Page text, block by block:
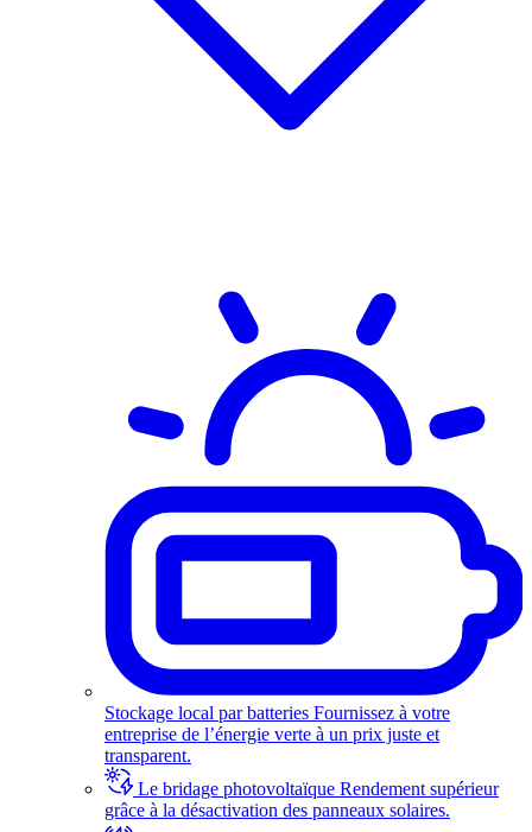
Stockage local par batteries Fournissez à votre
entreprise de l’énergie verte à un prix juste et
transparent.
Le bridage photovoltaïque Rendement supérieur
grâce à la désactivation des panneaux solaires.